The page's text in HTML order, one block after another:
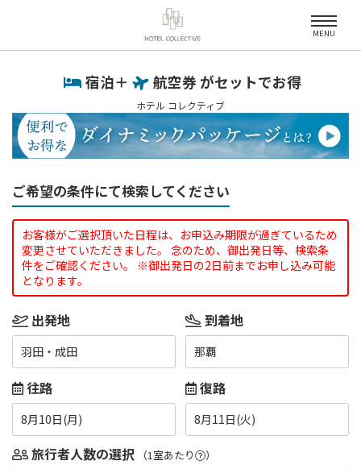
MENU
宿泊＋ 航空券 がセットでお得
ホテル コレクティブ
ご希望の条件にて検索してください
お客様がご選択頂いた日程は、お申込み期限が過ぎているため
変更させていただきました。 念のため、御出発日等、検索条
件をご確認ください。 ※御出発日の2日前までお申し込み可能
となります。
出発地
羽田・成田
到着地
那覇
往路
8月10日(月)
復路
8月11日(火)
旅行者人数の選択 （1室あたり ）